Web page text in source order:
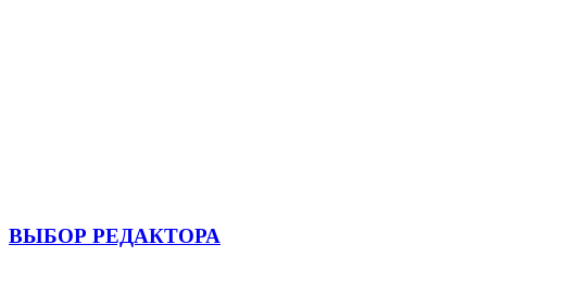
ВЫБОР РЕДАКТОРА